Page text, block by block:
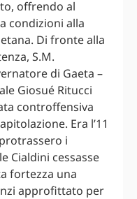
offrendo al
condizioni alla
Di fronte alla
S.M.
di Gaeta –
Giosué Ritucci
controffensiva
Era l’11
i
Cialdini cessasse
fortezza una
approfittato per